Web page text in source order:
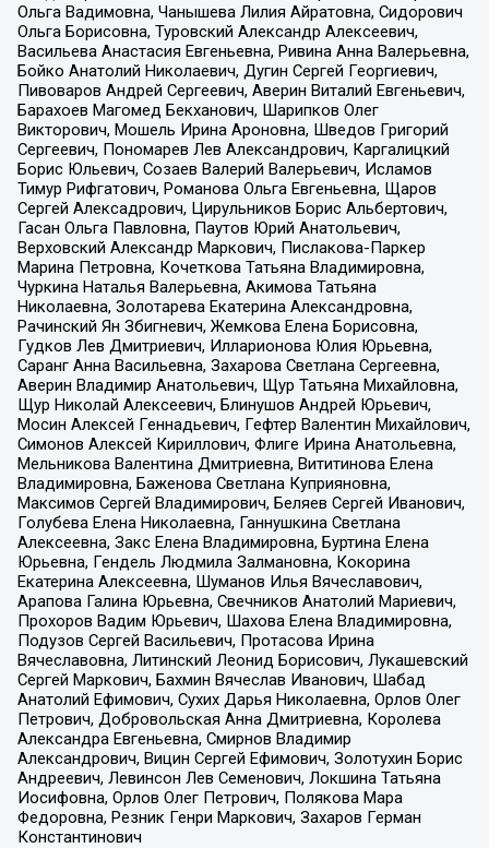
Ольга Вадимовна, Чанышева Лилия Айратовна, Сидорович
Ольга Борисовна, Туровский Александр Алексеевич,
Васильева Анастасия Евгеньевна, Ривина Анна Валерьевна,
Бойко Анатолий Николаевич, Дугин Сергей Георгиевич,
Пивоваров Андрей Сергеевич, Аверин Виталий Евгеньевич,
Барахоев Магомед Бекханович, Шарипков Олег
Викторович, Мошель Ирина Ароновна, Шведов Григорий
Сергеевич, Пономарев Лев Александрович, Каргалицкий
Борис Юльевич, Созаев Валерий Валерьевич, Исламов
Тимур Рифгатович, Романова Ольга Евгеньевна, Щаров
Сергей Алексадрович, Цирульников Борис Альбертович,
Гасан Ольга Павловна, Паутов Юрий Анатольевич,
Верховский Александр Маркович, Пислакова-Паркер
Марина Петровна, Кочеткова Татьяна Владимировна,
Чуркина Наталья Валерьевна, Акимова Татьяна
Николаевна, Золотарева Екатерина Александровна,
Рачинский Ян Збигневич, Жемкова Елена Борисовна,
Гудков Лев Дмитриевич, Илларионова Юлия Юрьевна,
Саранг Анна Васильевна, Захарова Светлана Сергеевна,
Аверин Владимир Анатольевич, Щур Татьяна Михайловна,
Щур Николай Алексеевич, Блинушов Андрей Юрьевич,
Мосин Алексей Геннадьевич, Гефтер Валентин Михайлович,
Симонов Алексей Кириллович, Флиге Ирина Анатольевна,
Мельникова Валентина Дмитриевна, Вититинова Елена
Владимировна, Баженова Светлана Куприяновна,
Максимов Сергей Владимирович, Беляев Сергей Иванович,
Голубева Елена Николаевна, Ганнушкина Светлана
Алексеевна, Закс Елена Владимировна, Буртина Елена
Юрьевна, Гендель Людмила Залмановна, Кокорина
Екатерина Алексеевна, Шуманов Илья Вячеславович,
Арапова Галина Юрьевна, Свечников Анатолий Мариевич,
Прохоров Вадим Юрьевич, Шахова Елена Владимировна,
Подузов Сергей Васильевич, Протасова Ирина
Вячеславовна, Литинский Леонид Борисович, Лукашевский
Сергей Маркович, Бахмин Вячеслав Иванович, Шабад
Анатолий Ефимович, Сухих Дарья Николаевна, Орлов Олег
Петрович, Добровольская Анна Дмитриевна, Королева
Александра Евгеньевна, Смирнов Владимир
Александрович, Вицин Сергей Ефимович, Золотухин Борис
Андреевич, Левинсон Лев Семенович, Локшина Татьяна
Иосифовна, Орлов Олег Петрович, Полякова Мара
Федоровна, Резник Генри Маркович, Захаров Герман
Константинович